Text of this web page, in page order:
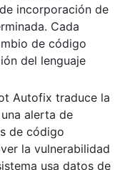
incorporación de
Cada
de código
del lenguaje
Autofix traduce la
alerta de
de código
la vulnerabilidad
usa datos de